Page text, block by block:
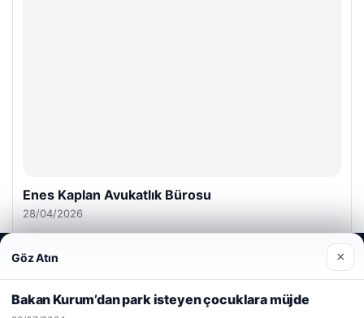
Enes Kaplan Avukatlık Bürosu
28/04/2026
Web sitemizi nasıl kullandığınızı daha iyi anlayabilmek,
deneyiminizi kişiselleştirmek ve geliştirmek amacıyla çerezler
Kabul Et
Göz Atın ×
Bakan Kurum’dan park isteyen çocuklara müjde